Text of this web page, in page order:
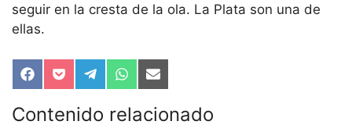
seguir en la cresta de la ola. La Plata son una de
ellas.
Compartir
en
Facebook
Compartir
en
Pocket
Compartir
en
Telegram
Compartir
en
WhatsApp
Compartir
en
Email
Contenido relacionado